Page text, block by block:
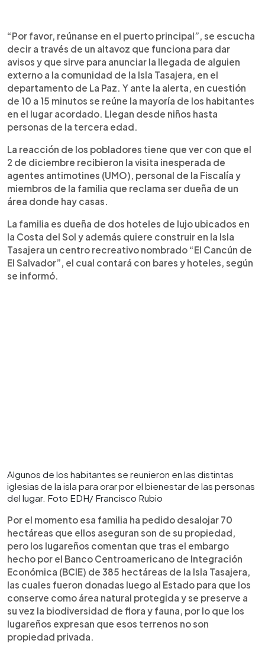
Escuchar artículo
“Por favor, reúnanse en el puerto principal”, se escucha
decir a través de un altavoz que funciona para dar
avisos y que sirve para anunciar la llegada de alguien
externo a la comunidad de la Isla Tasajera, en el
departamento de La Paz. Y ante la alerta, en cuestión
de 10 a 15 minutos se reúne la mayoría de los habitantes
en el lugar acordado. Llegan desde niños hasta
personas de la tercera edad.
La reacción de los pobladores tiene que ver con que el
2 de diciembre recibieron la visita inesperada de
agentes antimotines (UMO), personal de la Fiscalía y
miembros de la familia que reclama ser dueña de un
área donde hay casas.
La familia es dueña de dos hoteles de lujo ubicados en
la Costa del Sol y además quiere construir en la Isla
Tasajera un centro recreativo nombrado “El Cancún de
El Salvador”, el cual contará con bares y hoteles, según
se informó.
Algunos de los habitantes se reunieron en las distintas
iglesias de la isla para orar por el bienestar de las personas
del lugar. Foto EDH/ Francisco Rubio
Por el momento esa familia ha pedido desalojar 70
hectáreas que ellos aseguran son de su propiedad,
pero los lugareños comentan que tras el embargo
hecho por el Banco Centroamericano de Integración
Económica (BCIE) de 385 hectáreas de la Isla Tasajera,
las cuales fueron donadas luego al Estado para que los
conserve como área natural protegida y se preserve a
su vez la biodiversidad de flora y fauna, por lo que los
lugareños expresan que esos terrenos no son
propiedad privada.